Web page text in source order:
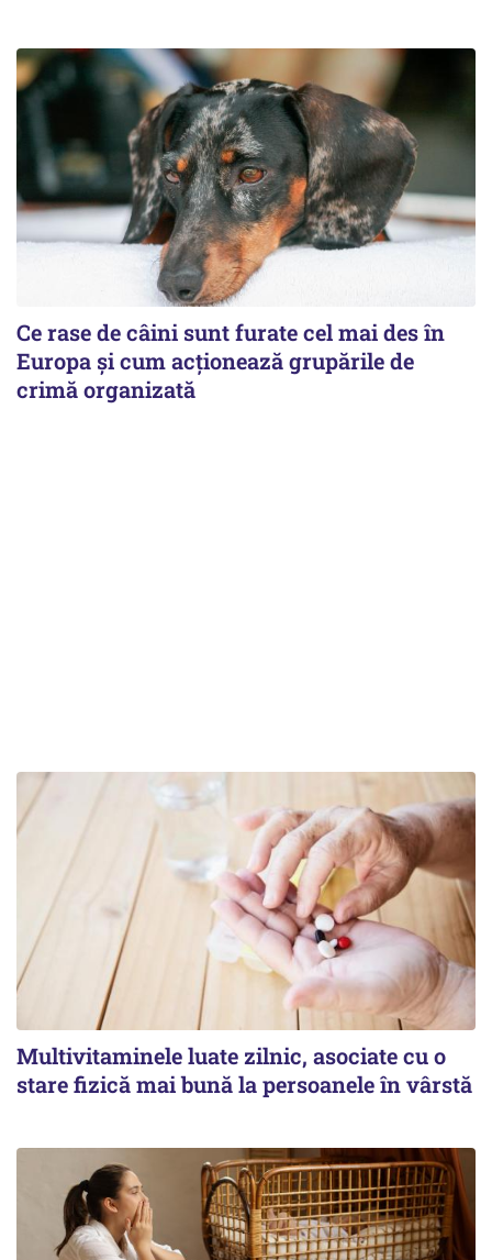
Ce rase de câini sunt furate cel mai des în
Europa și cum acționează grupările de
crimă organizată
Multivitaminele luate zilnic, asociate cu o
stare fizică mai bună la persoanele în vârstă